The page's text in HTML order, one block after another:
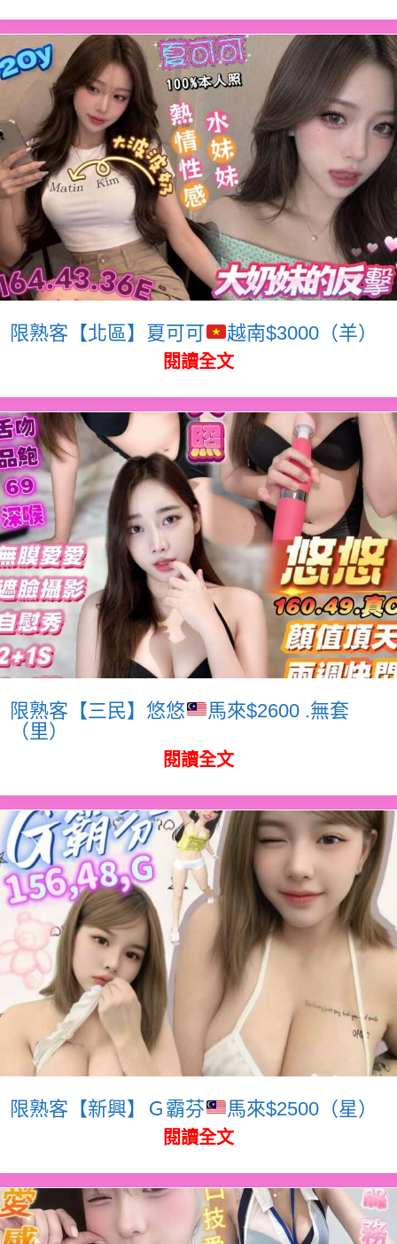
限熟客【北區】夏可可 越南$3000（羊）
閱讀全文
限熟客【三民】悠悠
馬來$2600 .無套
（里）
閱讀全文
限熟客【新興】Ｇ霸芬 馬來$2500（星）
閱讀全文